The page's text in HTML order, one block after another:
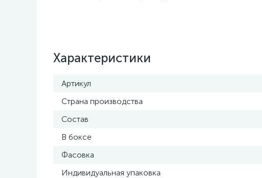
Характеристики
Артикул
Страна производства
Состав
В боксе
Фасовка
Индивидуальная упаковка